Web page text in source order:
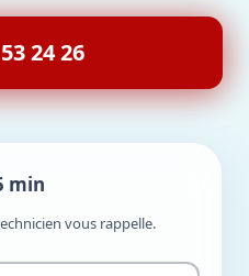
24 26
min
vous rappelle.